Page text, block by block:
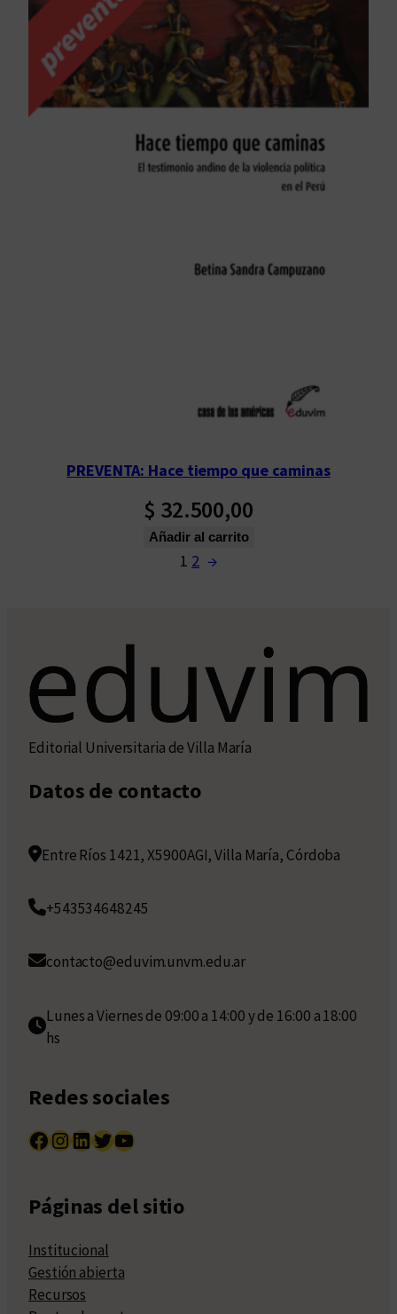
PREVENTA: Hace tiempo que caminas
$ 32.500,00
Añadir al carrito
1 2 →
Editorial Universitaria de Villa María
Datos de contacto
Entre Ríos 1421, X5900AGI, Villa María, Córdoba
+543534648245
contacto@eduvim.unvm.edu.ar
Lunes a Viernes de 09:00 a 14:00 y de 16:00 a 18:00
hs
Redes sociales
Facebook InstagramLinkedIn Twitter YouTube
Páginas del sitio
Institucional
Gestión abierta
Recursos